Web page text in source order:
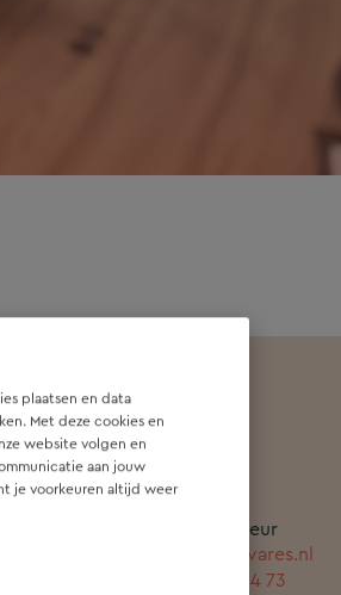
plaatsen en data
Met deze cookies en
website volgen en
aan jouw
je voorkeuren altijd weer
Tamara Stuij
Ecologisch Adviseur
tamara.stuij@movares.nl
+31 (0)6 - 25 35 54 73